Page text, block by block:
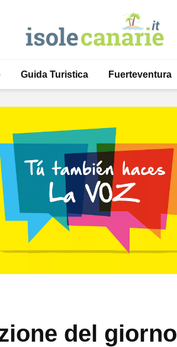
Guida Turistica Fuerteventura
del giorno